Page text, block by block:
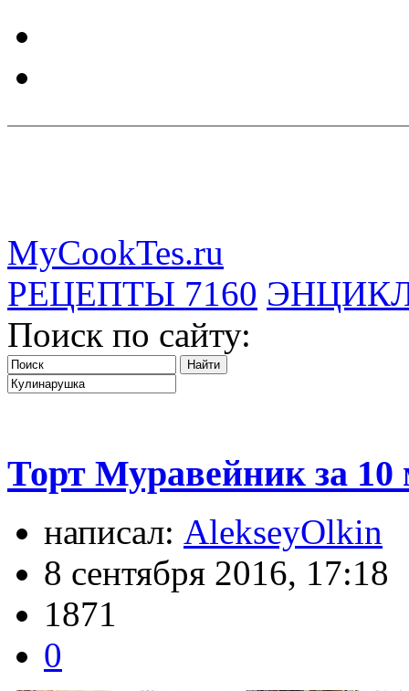
MyCookTes.ru
РЕЦЕПТЫ 7160
Поиск по сайту:
Торт Муравейник за 10
написал: AlekseyOlkin
8 сентября 2016, 17:18
1871
0